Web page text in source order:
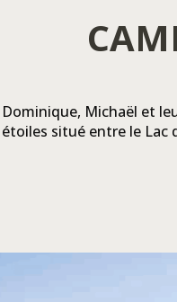
Dominique, Michaël et
étoiles situé entre le Lac